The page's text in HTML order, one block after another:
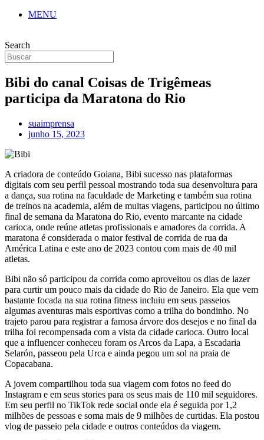
MENU
Search
Bibi do canal Coisas de Trigêmeas
participa da Maratona do Rio
suaimprensa
junho 15, 2023
A criadora de conteúdo Goiana, Bibi sucesso nas plataformas
digitais com seu perfil pessoal mostrando toda sua desenvoltura para
a dança, sua rotina na faculdade de Marketing e também sua rotina
de treinos na academia, além de muitas viagens, participou no último
final de semana da Maratona do Rio, evento marcante na cidade
carioca, onde reúne atletas profissionais e amadores da corrida. A
maratona é considerada o maior festival de corrida de rua da
América Latina e este ano de 2023 contou com mais de 40 mil
atletas.
Bibi não só participou da corrida como aproveitou os dias de lazer
para curtir um pouco mais da cidade do Rio de Janeiro. Ela que vem
bastante focada na sua rotina fitness incluiu em seus passeios
algumas aventuras mais esportivas como a trilha do bondinho. No
trajeto parou para registrar a famosa árvore dos desejos e no final da
trilha foi recompensada com a vista da cidade carioca. Outro local
que a influencer conheceu foram os Arcos da Lapa, a Escadaria
Selarón, passeou pela Urca e ainda pegou um sol na praia de
Copacabana.
A jovem compartilhou toda sua viagem com fotos no feed do
Instagram e em seus stories para os seus mais de 110 mil seguidores.
Em seu perfil no TikTok rede social onde ela é seguida por 1,2
milhões de pessoas e soma mais de 9 milhões de curtidas. Ela postou
vlog de passeio pela cidade e outros conteúdos da viagem.